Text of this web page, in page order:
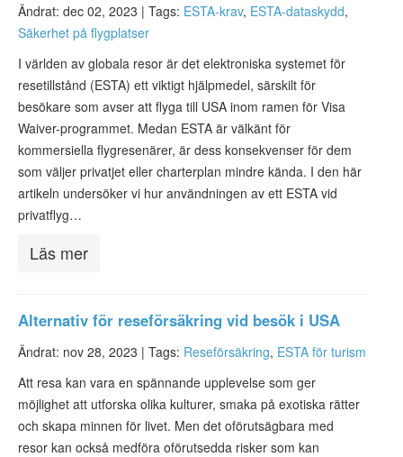
Ändrat: dec 02, 2023 | Tags: ESTA-krav, ESTA-dataskydd,
Säkerhet på flygplatser
I världen av globala resor är det elektroniska systemet för
resetillstånd (ESTA) ett viktigt hjälpmedel, särskilt för
besökare som avser att flyga till USA inom ramen för Visa
Waiver-programmet. Medan ESTA är välkänt för
kommersiella flygresenärer, är dess konsekvenser för dem
som väljer privatjet eller charterplan mindre kända. I den här
artikeln undersöker vi hur användningen av ett ESTA vid
privatflyg…
Läs mer
Alternativ för reseförsäkring vid besök i USA
Ändrat: nov 28, 2023 | Tags: Reseförsäkring, ESTA för turism
Att resa kan vara en spännande upplevelse som ger
möjlighet att utforska olika kulturer, smaka på exotiska rätter
och skapa minnen för livet. Men det oförutsägbara med
resor kan också medföra oförutsedda risker som kan